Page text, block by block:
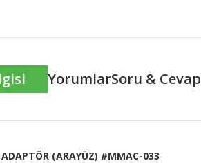
YorumlarSoru & Cevap
(ARAYÜZ) #MMAC-033